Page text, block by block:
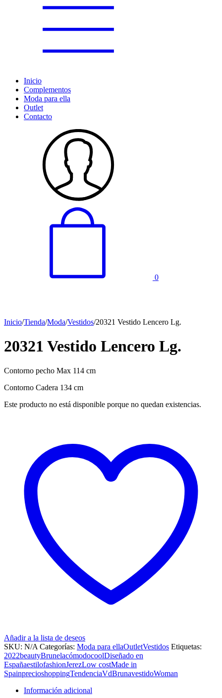
Inicio
Complementos
Moda para ella
Outlet
Contacto
0
Inicio/Tienda/Moda/Vestidos/20321 Vestido Lencero Lg.
20321 Vestido Lencero Lg.
Contorno pecho Max 114 cm
Contorno Cadera 134 cm
Este producto no está disponible porque no quedan existencias.
Añadir a la lista de deseos
SKU: N/A Categorías: Moda para ellaOutletVestidos Etiquetas:
2022beautyBrunelacómodocoolDiseñado en
EspañaestilofashionJerezLow costMade in
SpainprecioshoppingTendenciaVdBrunavestidoWoman
Información adicional